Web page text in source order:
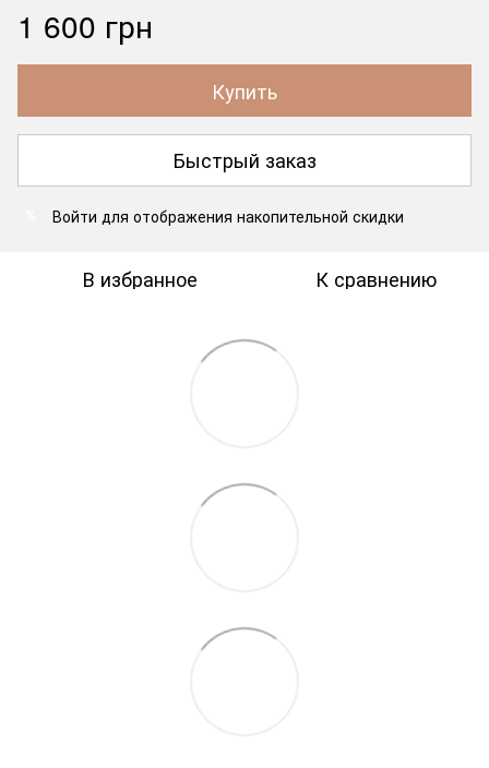
1 600 грн
Купить
Быстрый заказ
Войти для отображения накопительной скидки
В избранное К сравнению